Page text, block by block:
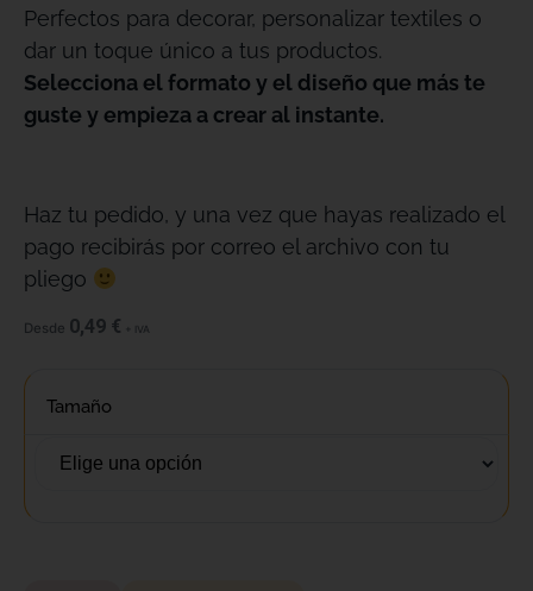
Perfectos para decorar, personalizar textiles o
dar un toque único a tus productos.
Selecciona el formato y el diseño que más te
guste y empieza a crear al instante.
Haz tu pedido, y una vez que hayas realizado el
pago recibirás por correo el archivo con tu
pliego
Desde 0,49 € + IVA
Tamaño